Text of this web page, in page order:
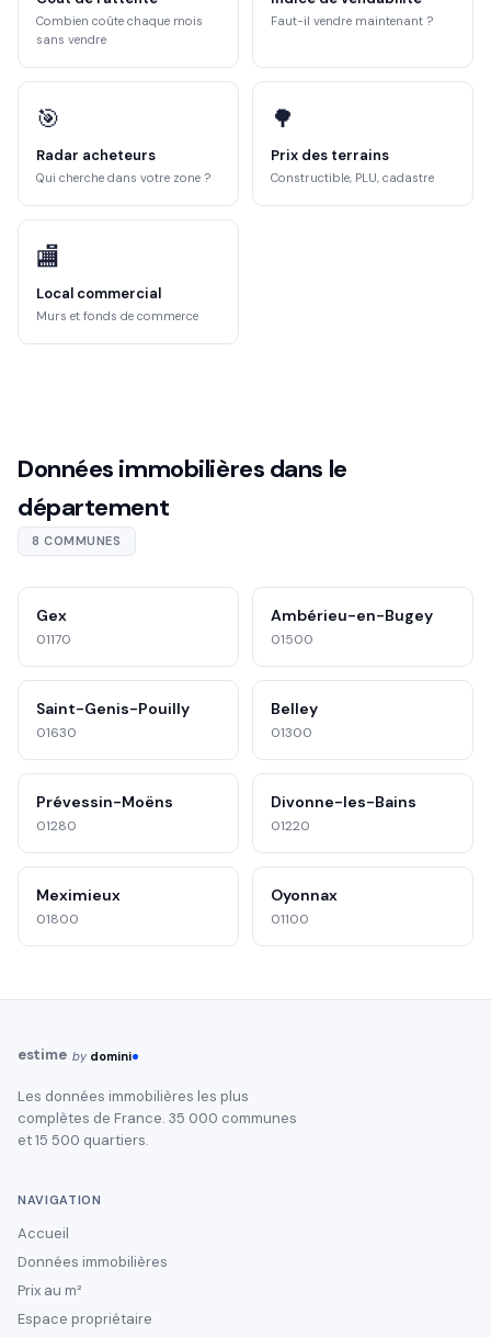
Combien coûte chaque mois
sans vendre
Faut-il vendre maintenant ?
🎯
Radar acheteurs
Qui cherche dans votre zone ?
🌳
Prix des terrains
Constructible, PLU, cadastre
🏬
Local commercial
Murs et fonds de commerce
Données immobilières dans le
département
8 COMMUNES
Gex
01170
Ambérieu-en-Bugey
01500
Saint-Genis-Pouilly
01630
Belley
01300
Prévessin-Moëns
01280
Divonne-les-Bains
01220
Meximieux
01800
Oyonnax
01100
estime by domini
Les données immobilières les plus
complètes de France. 35 000 communes
et 15 500 quartiers.
NAVIGATION
Accueil
Données immobilières
Prix au m²
Espace propriétaire